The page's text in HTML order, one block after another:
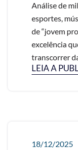
Análise de
esportes,
de “jovem
excelência
transcorrer
LEIA A
18/12/2025